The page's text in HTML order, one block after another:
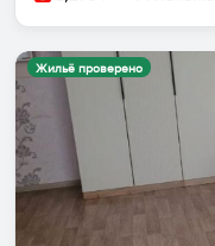
Жильё проверено